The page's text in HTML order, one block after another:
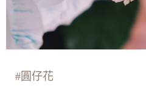
#圓仔花